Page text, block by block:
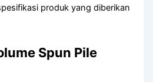
produk yang diberikan
Spun Pile